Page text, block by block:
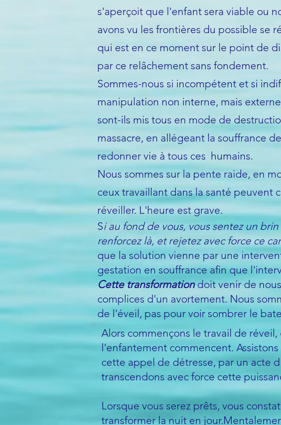
s'aperçoit que l'enfant sera viable ou
avons vu les frontières du possible se
qui est en ce moment sur le point de
par ce relâchement sans fondement.
Sommes-nous si incompétent et si
manipulation non interne, mais
sont-ils mis tous en mode de
massacre, en allégeant la souffrance
redonner vie à tous ces humains.
Nous sommes sur la pente raide, en
ceux travaillant dans la santé peuvent
réveiller. L'heure est grave.
Si au fond de vous, vous sentez un
renforcez là, et rejetez avec force ce
que la solution vienne par une
gestation en souffrance afin que
Cette transformation doit venir de
complices d'un avortement. Nous
de l'éveil, pas pour voir sombrer le
Alors commençons le travail de
l'enfantement commencent.
cette appel de détresse, par un acte
transcendons avec force cette
Lorsque vous serez prêts, vous
transformer la nuit en jour.